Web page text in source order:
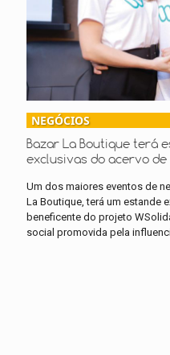
NEGÓCIOS
Bazar La Boutique terá
exclusivas do acervo de
Um dos maiores eventos de
La Boutique, terá um estande
beneficente do projeto
social promovida pela